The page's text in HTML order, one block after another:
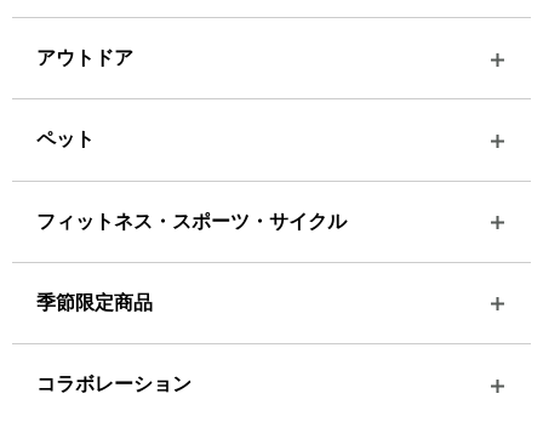
アウトドア
ペット
フィットネス・スポーツ・サイクル
季節限定商品
コラボレーション